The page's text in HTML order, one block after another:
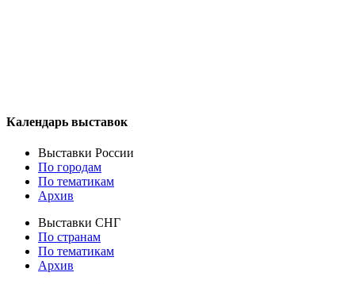
Календарь выставок
Выставки России
По городам
По тематикам
Архив
Выставки СНГ
По странам
По тематикам
Архив